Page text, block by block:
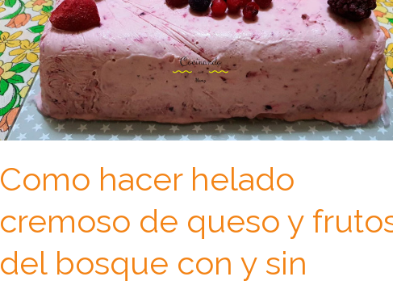
Como hacer helado
cremoso de queso y
del bosque con y sin